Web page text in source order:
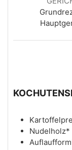
Nudelholz*